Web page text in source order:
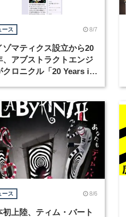
ース 8/7
ゾマティクス設立から20
、アブストラクトエンジ
クロニクル「20 Years in
ース 8/6
初上陸、ティム・バート